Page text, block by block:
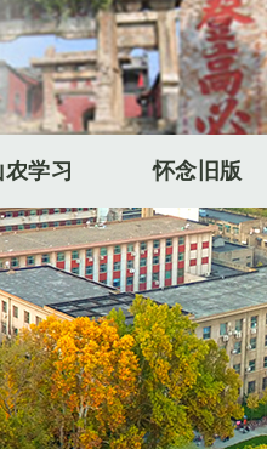
农学习 怀念旧版